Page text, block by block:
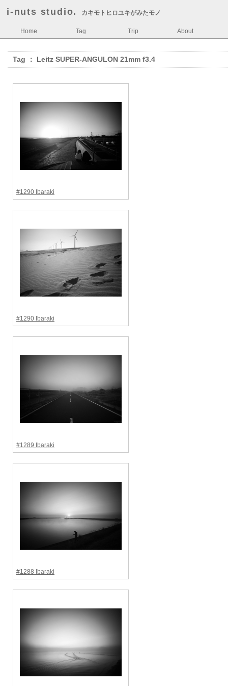
i-nuts studio. カキモトヒロユキがみたモノ
Home Tag Trip About
Tag ： Leitz SUPER-ANGULON 21mm f3.4
#1290 Ibaraki
#1290 Ibaraki
#1289 Ibaraki
#1288 Ibaraki